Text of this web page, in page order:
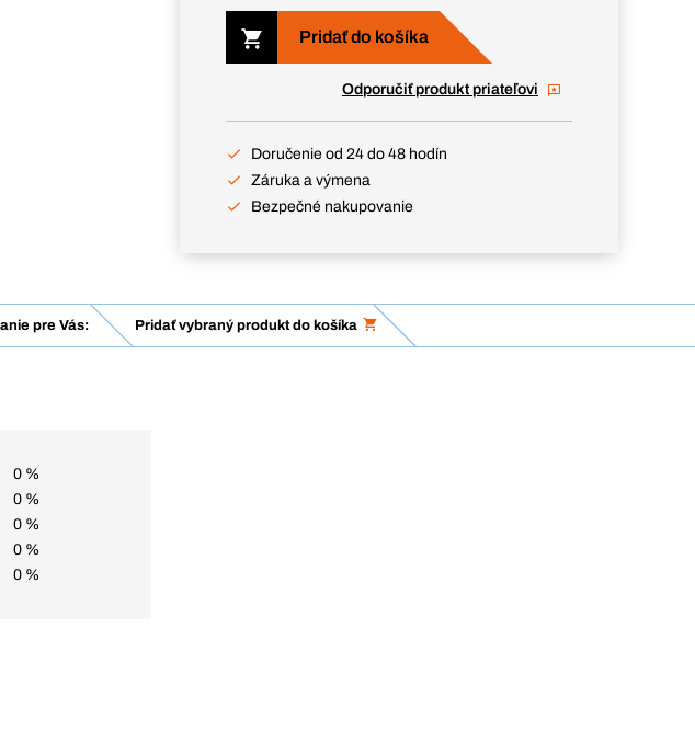
Pridať do košíka
Odporučiť produkt priateľovi
Doručenie od 24 do 48 hodín
Záruka a výmena
Bezpečné nakupovanie
pre Vás: Pridať vybraný produkt do košíka
0 %
0 %
0 %
0 %
0 %